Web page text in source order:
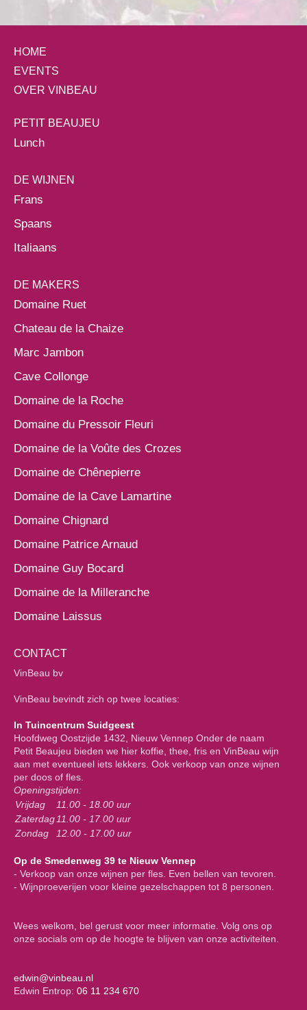
HOME
EVENTS
OVER VINBEAU
PETIT BEAUJEU
Lunch
DE WIJNEN
Frans
Spaans
Italiaans
DE MAKERS
Domaine Ruet
Chateau de la Chaize
Marc Jambon
Cave Collonge
Domaine de la Roche
Domaine du Pressoir Fleuri
Domaine de la Voûte des Crozes
Domaine de Chênepierre
Domaine de la Cave Lamartine
Domaine Chignard
Domaine Patrice Arnaud
Domaine Guy Bocard
Domaine de la Milleranche
Domaine Laissus
CONTACT
VinBeau bv
VinBeau bevindt zich op twee locaties:
In Tuincentrum Suidgeest
Hoofdweg Oostzijde 1432, Nieuw Vennep Onder de naam
Petit Beaujeu bieden we hier koffie, thee, fris en VinBeau wijn
aan met eventueel iets lekkers. Ook verkoop van onze wijnen
per doos of fles.
Openingstijden:
Vrijdag
11.00 - 18.00 uur
Zaterdag 11.00 - 17.00 uur
Zondag
12.00 - 17.00 uur
Op de Smedenweg 39 te Nieuw Vennep
- Verkoop van onze wijnen per fles. Even bellen van tevoren.
- Wijnproeverijen voor kleine gezelschappen tot 8 personen.
Wees welkom, bel gerust voor meer informatie. Volg ons op
onze socials om op de hoogte te blijven van onze activiteiten.
edwin@vinbeau.nl
Edwin Entrop: 06 11 234 670